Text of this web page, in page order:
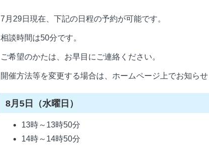
7月29日現在、下記の日程の予約が可能です。
相談時間は50分です。
ご希望のかたは、お早目にご連絡ください。
開催方法等を変更する場合は、ホームページ上でお知らせ
8月5日（水曜日）
13時～13時50分
14時～14時50分